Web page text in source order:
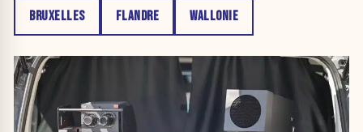
BRUXELLES FLANDRE WALLONIE